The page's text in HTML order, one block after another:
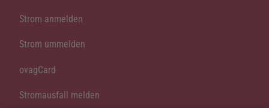
Strom anmelden
Strom ummelden
ovagCard
Stromausfall melden